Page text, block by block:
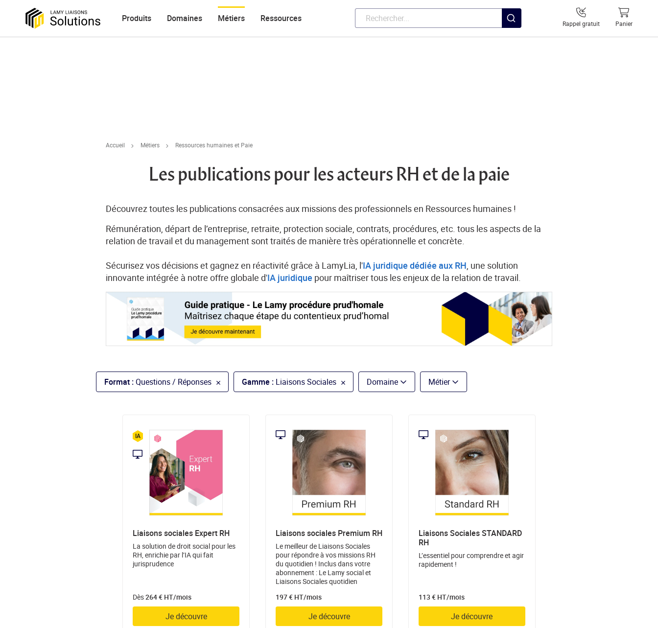
Produits Domaines Métiers Ressources Rappel gratuit Panier
Accueil Métiers Ressources humaines et Paie
Les publications pour les acteurs RH et de la paie
Découvrez toutes les publications consacrées aux missions des professionnels en Ressources humaines !
Rémunération, départ de l’entreprise, retraite, protection sociale, contrats, procédures, etc. tous les aspects de la
relation de travail et du management sont traités de manière très opérationnelle et concrète.
Sécurisez vos décisions et gagnez en réactivité grâce à LamyLia, l'IA juridique dédiée aux RH, une solution
innovante intégrée à notre offre globale d'IA juridique pour maîtriser tous les enjeux de la relation de travail.
Format :Questions / Réponses Gamme : Liaisons Sociales Domaine Métier
Liaisons sociales Expert RH
La solution de droit social pour les
RH, enrichie par l’IA qui fait
jurisprudence
Dès264 € HT/mois
Je découvre
Liaisons sociales Premium RH
Le meilleur de Liaisons Sociales
pour répondre à vos missions RH
du quotidien ! Inclus dans votre
abonnement : Le Lamy social et
Liaisons Sociales quotidien
197 € HT/mois
Je découvre
Liaisons Sociales STANDARD
RH
L’essentiel pour comprendre et agir
rapidement !
113 € HT/mois
Je découvre